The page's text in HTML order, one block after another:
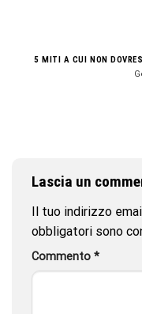
5 MITI A CUI NON
Lascia un
Il tuo indirizzo
obbligatori sono
Commento *